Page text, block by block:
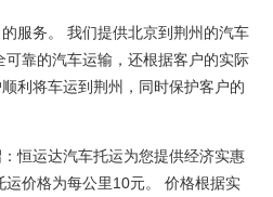
服务。 我们提供北京到荆州的汽车
靠的汽车运输，还根据客户的实际
利将车运到荆州，同时保护客户的
恒运达汽车托运为您提供经济实惠
价格为每公里10元。 价格根据实